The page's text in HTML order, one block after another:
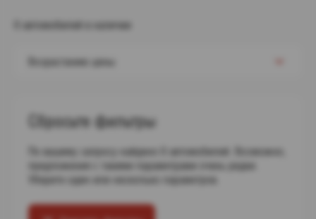
0 автомобилей в наличии
Возрастанию цены
Сбросьте фильтры
По вашему запросу найдено 0 автомобилей. Возможно,
предложения с такими параметрами очень редки.
Уберите один или несколько параметров.